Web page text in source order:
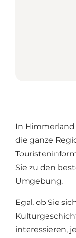
In Himmerland
die ganze
Sie zu den
Umgebung.
Egal, ob Sie
interessieren,